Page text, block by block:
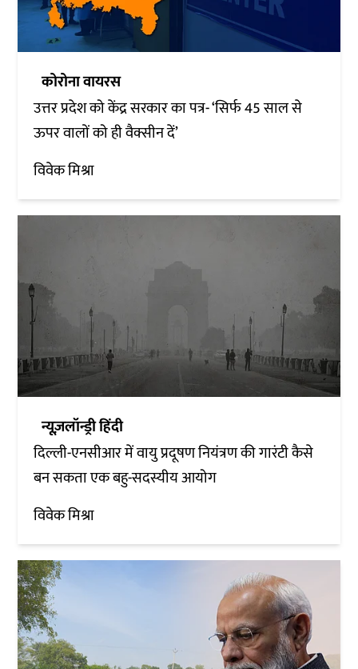
कोरोना वायरस
उत्तर प्रदेश को केंद्र सरकार का पत्र- ‘सिर्फ 45 साल से
ऊपर वालों को ही वैक्सीन दें’
विवेक मिश्रा
न्यूज़लॉन्ड्री हिंदी
दिल्ली-एनसीआर में वायु प्रदूषण नियंत्रण की गारंटी कैसे
बन सकता एक बहु-सदस्यीय आयोग
विवेक मिश्रा